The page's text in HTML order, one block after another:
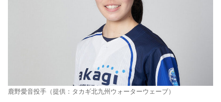
鹿野愛音投手（提供：タカギ北九州ウォーターウェーブ）